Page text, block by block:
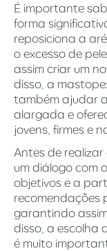
É importante
forma
reposiciona a
o excesso de
assim criar um
disso, a
também ajudar
alargada e
jovens, firmes e
Antes de
um diálogo com
objetivos e a
recomendações
garantindo
disso, a escolha
é muito